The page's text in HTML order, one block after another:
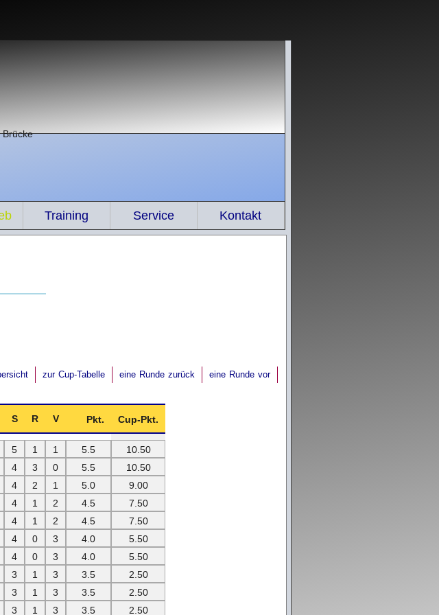
Training Service Kontakt
zur Cup-Tabelle eine Runde zurück eine Runde vor
S R V Pkt. Cup-Pkt.
5 1 1 5.5
10.50
4 3 0 5.5
10.50
4 2 1 5.0
9.00
4 1 2 4.5
7.50
4 1 2 4.5
7.50
4 0 3 4.0
5.50
4 0 3 4.0
5.50
3 1 3 3.5
2.50
3 1 3 3.5
2.50
3 1 3 3.5 2.50